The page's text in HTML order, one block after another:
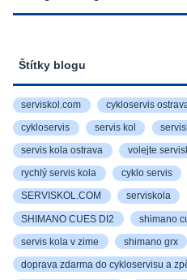
Štítky blogu
serviskol.com cykloservis
cykloservis servis kol
servis kola ostrava volejte
rychlý servis kola cyklo servis
SERVISKOL.COM serviskola
SHIMANO CUES DI2 shimano
servis kola v zime shimano grx
doprava zdarma do cykloservisu a